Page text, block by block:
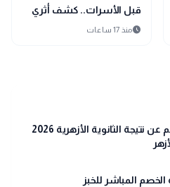
قبل الأسرات.. كشف أثري
جديد يغير تاريخ الدقهلية
scheduleمنذ 17 ساعات
رابط شغال الآن.. استعلم عن نتيجة الثانوية الأزهرية 2026
المباشر للخبز